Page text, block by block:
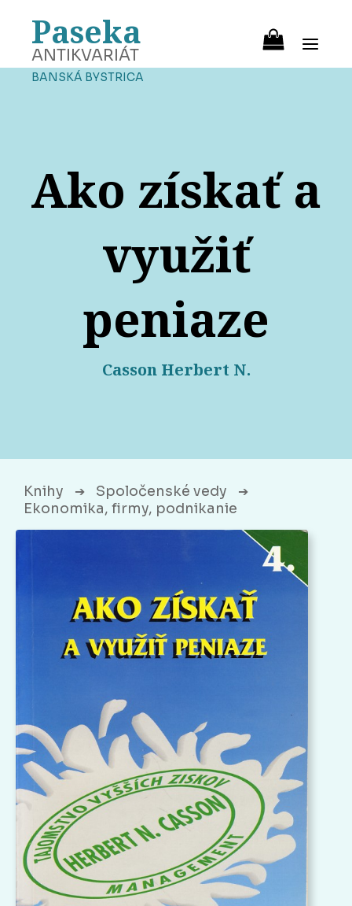
Paseka
ANTIKVARIÁT
BANSKÁ BYSTRICA
Ako získať a
využiť
peniaze
Casson Herbert N.
Knihy ➔ Spoločenské vedy ➔
Ekonomika, firmy, podnikanie